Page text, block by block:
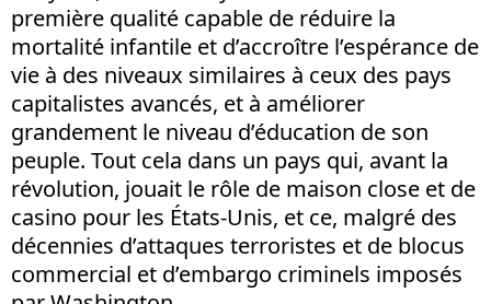
première qualité capable de réduire la
mortalité infantile et d’accroître l’espérance de
vie à des niveaux similaires à ceux des pays
capitalistes avancés, et à améliorer
grandement le niveau d’éducation de son
peuple. Tout cela dans un pays qui, avant la
révolution, jouait le rôle de maison close et de
casino pour les États-Unis, et ce, malgré des
décennies d’attaques terroristes et de blocus
commercial et d’embargo criminels imposés